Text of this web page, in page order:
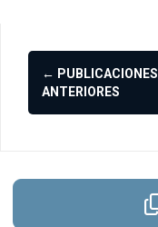
Ir ← PUBLICACIONES
ANTERIORES